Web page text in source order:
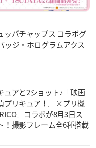
ッパチャップス コラボグ
ッジ・ホログラムアクス
ュアと2ショット♪『映画
プリキュア！』×プリ機
」コラボが8月3日ス
！撮影フレーム全6種搭載